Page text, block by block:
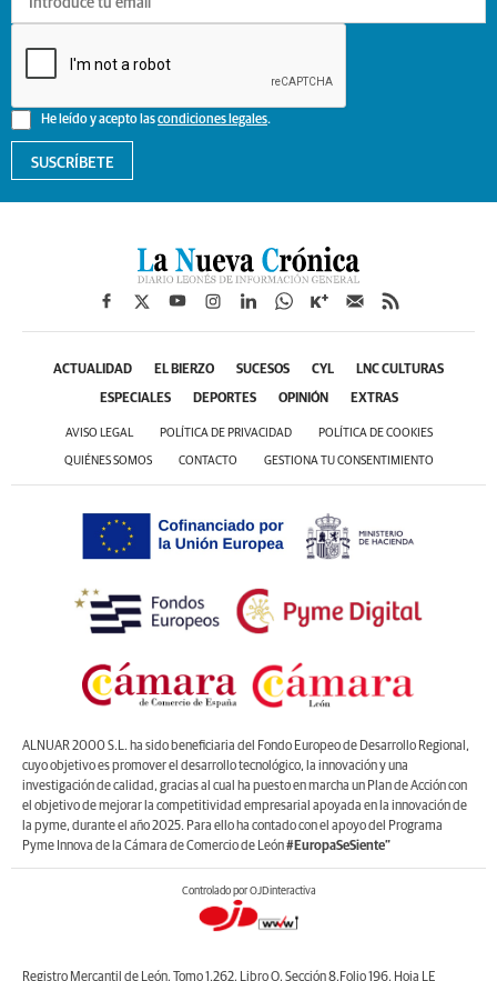
He leído y acepto lascondiciones legales.
SUSCRÍBETE
ACTUALIDAD EL BIERZO SUCESOS CYL LNC CULTURAS
ESPECIALES DEPORTES OPINIÓN EXTRAS
AVISO LEGAL POLÍTICA DE PRIVACIDAD POLÍTICA DE COOKIES
QUIÉNES SOMOS CONTACTO GESTIONA TU CONSENTIMIENTO
ALNUAR 2000 S.L. ha sido beneficiaria del Fondo Europeo de Desarrollo Regional,
cuyo objetivo es promover el desarrollo tecnológico, la innovación y una
investigación de calidad, gracias al cual ha puesto en marcha un Plan de Acción con
el objetivo de mejorar la competitividad empresarial apoyada en la innovación de
la pyme, durante el año 2025. Para ello ha contado con el apoyo del Programa
Pyme Innova de la Cámara de Comercio de León#EuropaSeSiente”
Controlado por OJDinteractiva
Registro Mercantil de León, Tomo 1.262, Libro O, Sección 8,Folio 196, Hoja LE